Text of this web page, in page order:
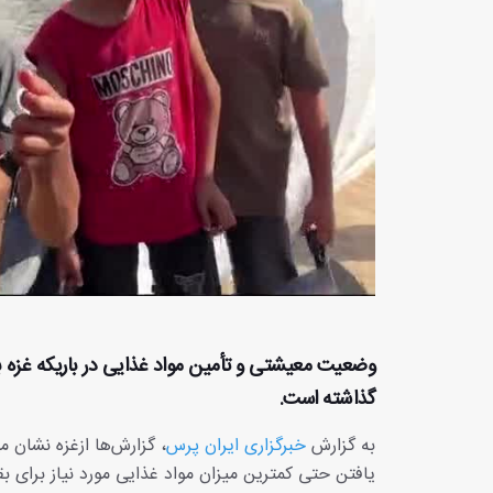
وضعیت معیشتی و تأمین مواد غذایی در باریکه
گذاشته است.
به گزارشخبرگزاری ایران پرس، گزارش‌ها ازغزه
یافتن حتی کمترین میزان مواد غذایی مورد نیاز